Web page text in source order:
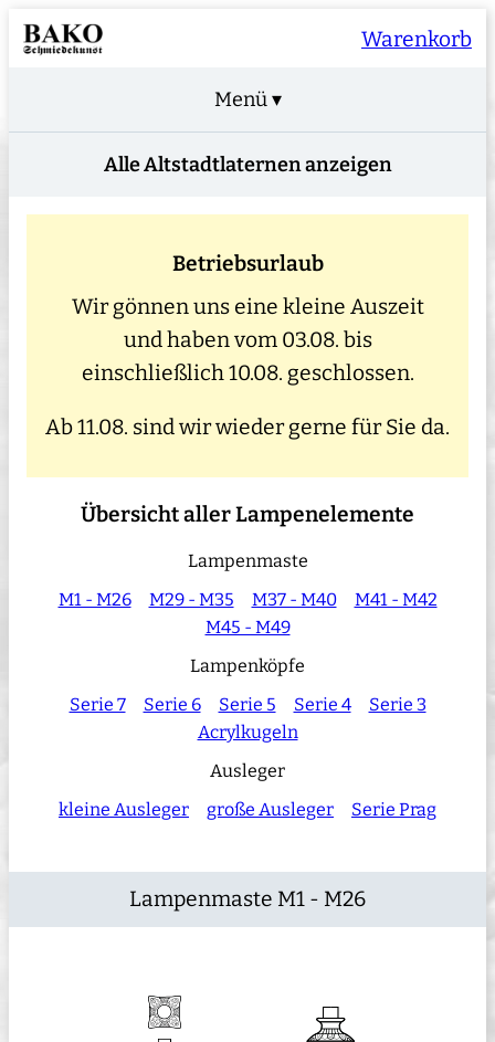
Warenkorb
Menü ▾
Alle Altstadtlaternen anzeigen
Betriebsurlaub
Wir gönnen uns eine kleine Auszeit
und haben vom 03.08. bis
einschließlich 10.08. geschlossen.
Ab 11.08. sind wir wieder gerne für Sie da.
Übersicht aller Lampenelemente
Lampenmaste
M1 - M26
M29 - M35 M37 - M40
M41 - M42
M45 - M49
Lampenköpfe
Serie 7
Serie 6 Serie 5 Serie 4
Serie 3
Acrylkugeln
Ausleger
kleine Ausleger
große Ausleger Serie Prag
Lampenmaste M1 - M26